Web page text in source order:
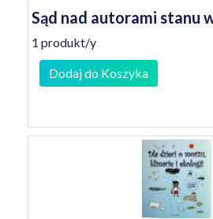
Sąd nad autorami stanu
1 produkt/y
Dodaj do Koszyka